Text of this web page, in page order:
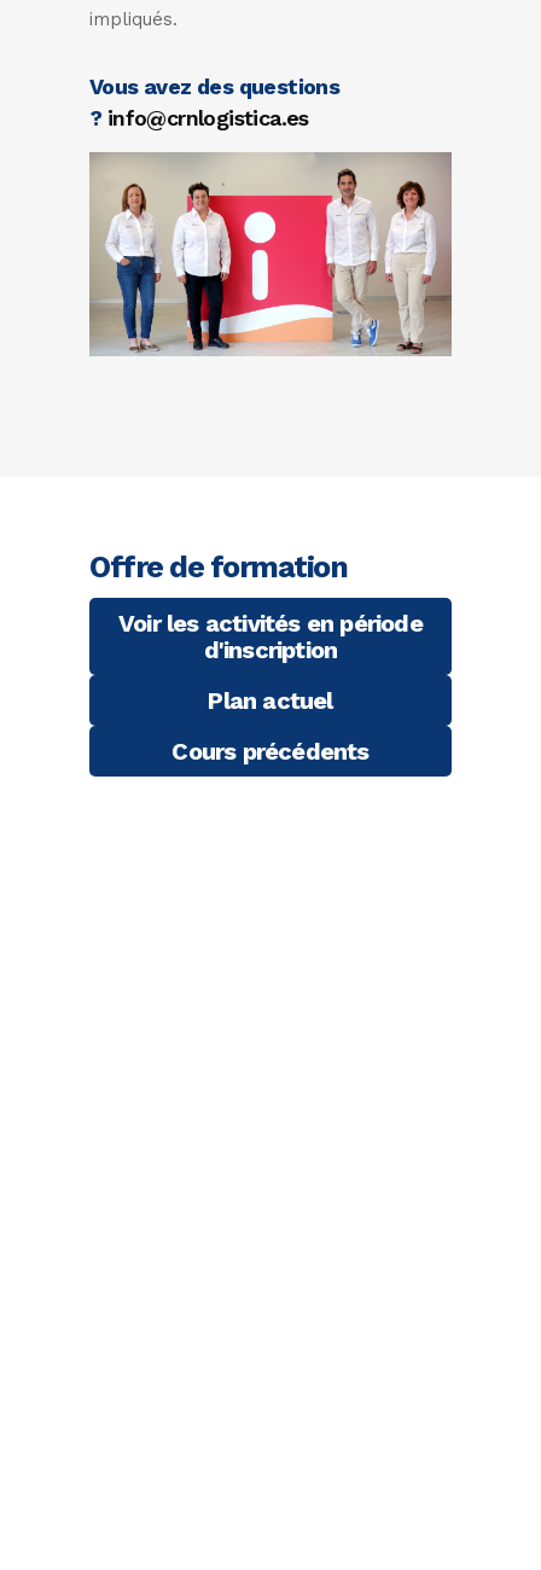
impliqués.
Vous avez des questions
? info@crnlogistica.es
Offre de formation
Voir les activités en période
d'inscription
Plan actuel
Cours précédents